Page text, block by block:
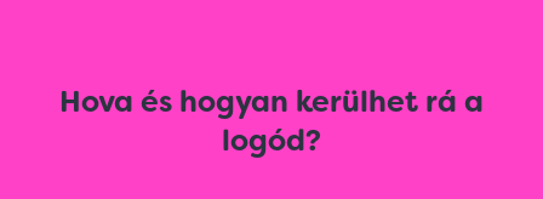
Hova és hogyan kerülhet rá a
logód?